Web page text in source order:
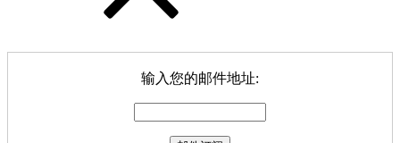
输入您的邮件地址: